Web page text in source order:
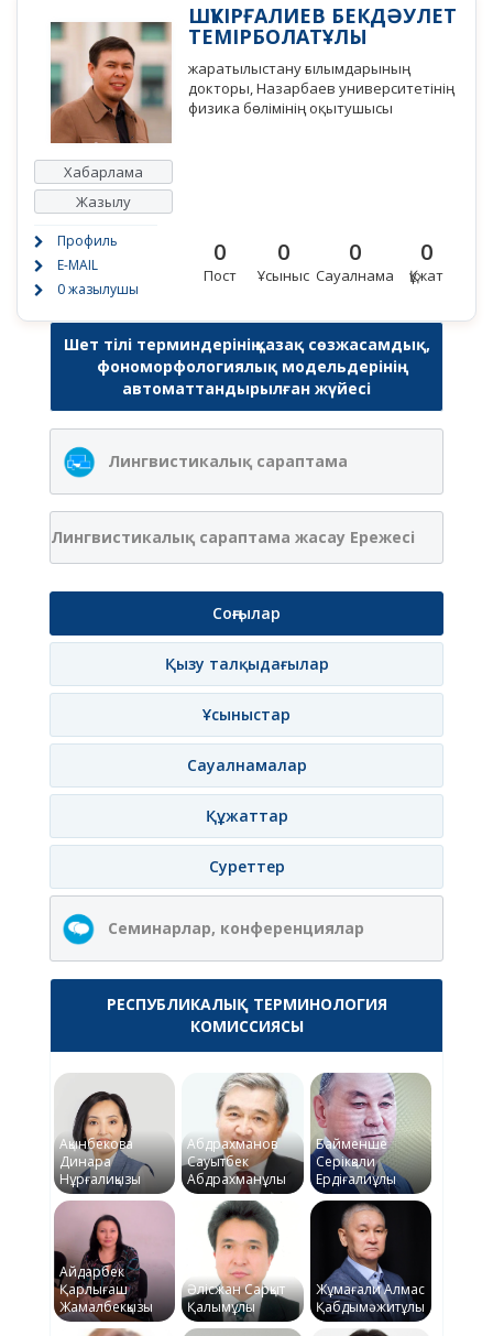
Хабарлама
Жазылу
Профиль
E-MAIL
0 жазылушы
ШҮКІРҒАЛИЕВ БЕКДӘУЛЕТ
ТЕМІРБОЛАТҰЛЫ
жаратылыстану ғылымдарының
докторы, Назарбаев университетінің
физика бөлімінің оқытушысы
0
Пост
0
Ұсыныс
0
Сауалнама
0
Құжат
Шет тілі терминдерінің қазақ сөзжасамдық,
фономорфологиялық модельдерінің
автоматтандырылған жүйесі
Лингвистикалық сараптама
Лингвистикалық сараптама жасау Ережесі
Соңғылар
Қызу талқыдағылар
Ұсыныстар
Сауалнамалар
Құжаттар
Суреттер
Семинарлар, конференциялар
РЕСПУБЛИКАЛЫҚ ТЕРМИНОЛОГИЯ
КОМИССИЯСЫ
Ақынбекова
Динара
Нұрғалиқызы
Абдрахманов
Сауытбек
Абдрахманұлы
Байменше
Серікқали
Ердіғалиұлы
Айдарбек
Қарлығаш
Жамалбекқызы
Әлісжан Сарқыт
Қалымұлы
Жұмағали Алмас
Қабдымәжитұлы